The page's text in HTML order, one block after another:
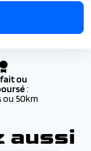
ou
:
ou 50km
aussi